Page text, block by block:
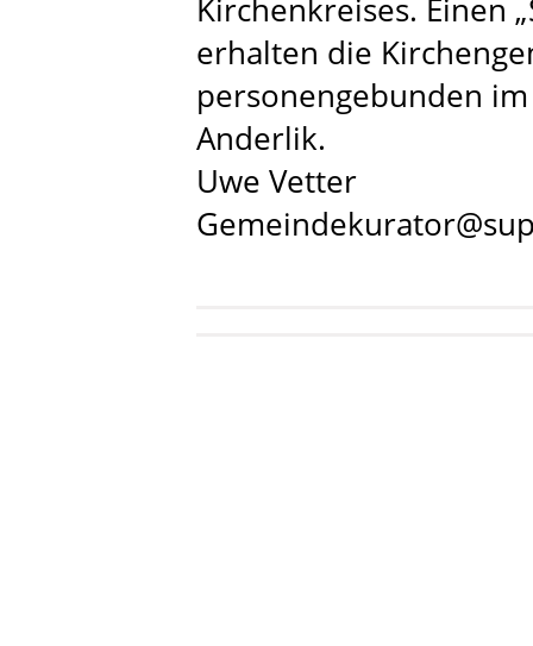
Kirchenkreises. Einen
erhalten die
personengebunden
Anderlik.
Uwe Vetter